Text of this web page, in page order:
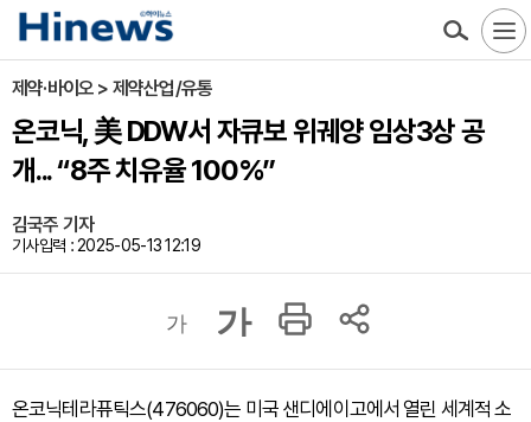
제약·바이오 > 제약산업/유통
온코닉, 美 DDW서 자큐보 위궤양 임상3상 공
개... “8주 치유율 100%”
김국주 기자
기사입력 : 2025-05-13 12:19
가 가
온코닉테라퓨틱스(476060)는 미국 샌디에이고에서 열린 세계적 소